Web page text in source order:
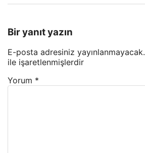
Bir yanıt yazın
E-posta adresiniz yayınlanmayacak.
ile işaretlenmişlerdir
Yorum *